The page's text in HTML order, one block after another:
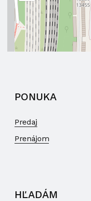
PONUKA
Predaj
Prenájom
HĽADÁM